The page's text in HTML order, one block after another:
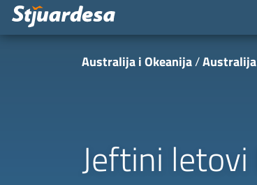
Australija i Okeanija Australija
Jeftini letovi